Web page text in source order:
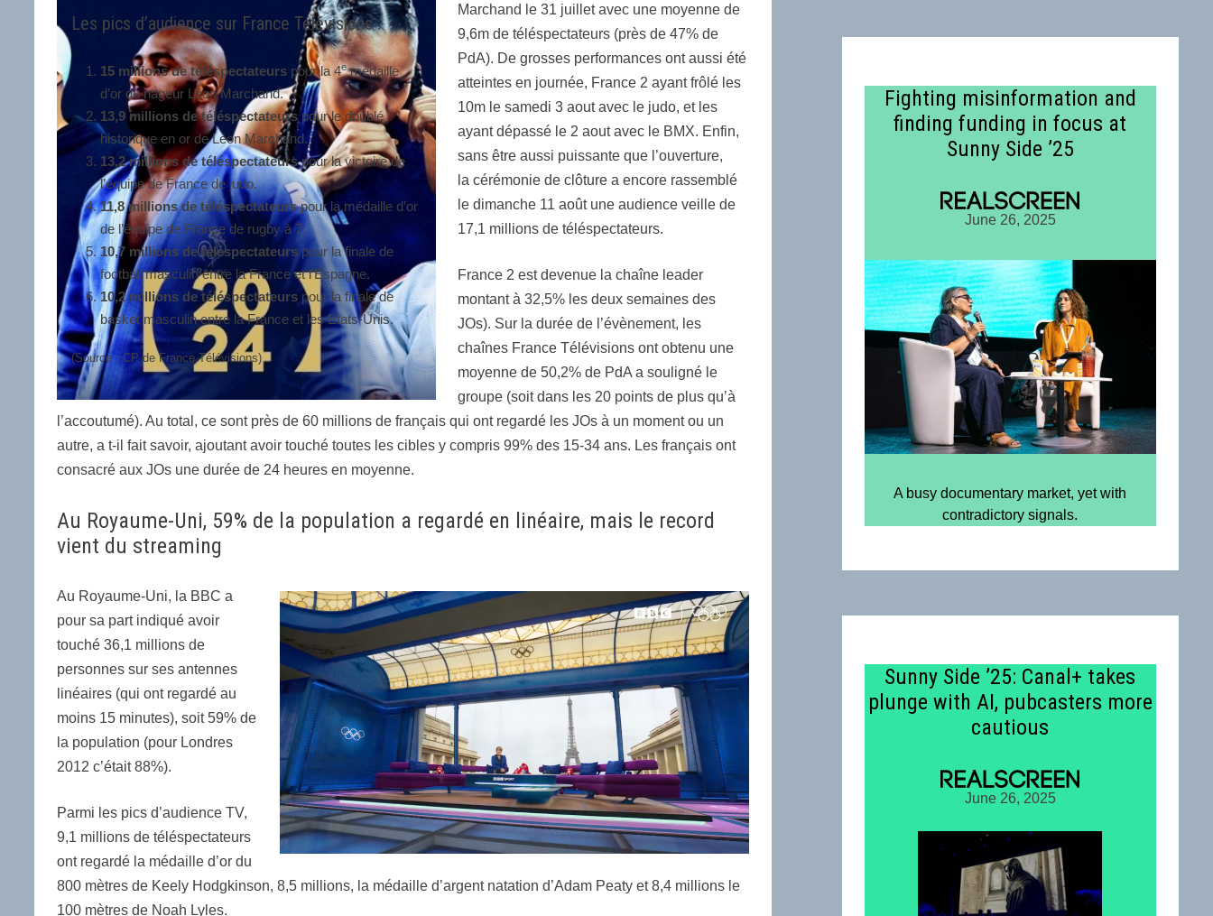
Les pics d’audience sur France Télévisions :
15 millions de téléspectateurs pour la 4emédaille
d’or du nageur Léon Marchand.
13,9 millions de téléspectateurspour le doublé
historique en or de Léon Marchand.
13,2 millions de téléspectateurspour la victoire de
l’équipe de France de judo.
11,8 millions de téléspectateurspour la médaille d’or
de l’équipe de France de rugby à 7.
10,7 millions de téléspectateurspour la finale de
football masculin entre la France et l’Espagne.
10,2 millions de téléspectateurspour la finale de
basket masculin entre la France et les Etats-Unis.
(Source : CP de France Télévisions)
Marchand le 31 juillet avec une moyenne de
9,6m de téléspectateurs (près de 47% de
PdA). De grosses performances ont aussi été
atteintes en journée, France 2 ayant frôlé les
10m le samedi 3 aout avec le judo, et les
ayant dépassé le 2 aout avec le BMX. Enfin,
sans être aussi puissante que l’ouverture,
la cérémonie de clôture a encore rassemblé
le dimanche 11 août une audience veille de
17,1 millions de téléspectateurs.
France 2 est devenue la chaîne leader
montant à 32,5% les deux semaines des
JOs). Sur la durée de l’évènement, les
chaînes France Télévisions ont obtenu une
moyenne de 50,2% de PdA a souligné le
groupe (soit dans les 20 points de plus qu’à
l’accoutumé). Au total, ce sont près de 60 millions de français qui ont regardé les JOs à un moment ou un
autre, a t-il fait savoir, ajoutant avoir touché toutes les cibles y compris 99% des 15-34 ans. Les français ont
consacré aux JOs une durée de 24 heures en moyenne.
Au Royaume-Uni, 59% de la population a regardé en linéaire, mais le record
vient du streaming
Au Royaume-Uni, la BBC a
pour sa part indiqué avoir
touché 36,1 millions de
personnes sur ses antennes
linéaires (qui ont regardé au
moins 15 minutes), soit 59% de
la population (pour Londres
2012 c’était 88%).
Parmi les pics d’audience TV,
9,1 millions de téléspectateurs
ont regardé la médaille d’or du
800 mètres de Keely Hodgkinson, 8,5 millions, la médaille d’argent natation d’Adam Peaty et 8,4 millions le
100 mètres de Noah Lyles.
Fighting misinformation and
finding funding in focus at
Sunny Side ’25
June 26, 2025
A busy documentary market, yet with
contradictory signals.
Sunny Side ’25: Canal+ takes
plunge with AI, pubcasters more
cautious
June 26, 2025